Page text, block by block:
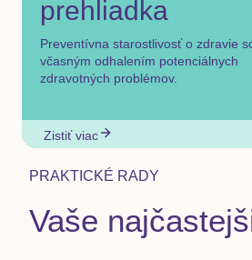
prehliadka
Preventívna starostlivosť o zdravie
včasným odhalením potenciálnych
zdravotných problémov.
Zistiť viac
PRAKTICKÉ RADY
Vaše